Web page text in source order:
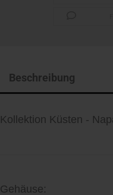
Beschreibung
Kollektion Küsten -
Gehäuse: